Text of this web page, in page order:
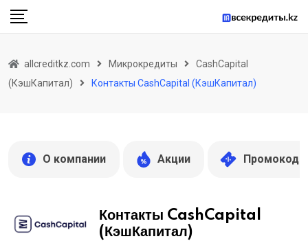
Skip
allcreditkz.com Микрокредиты
CashCapital
(КэшКапитал)
Контакты CashCapital (КэшКапитал)
О компании Акции Промокоды
Контакты CashCapital
(КэшКапитал)